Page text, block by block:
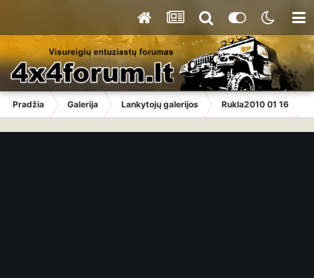
Pradžia Galerija Lankytojų galerijos Rukla2010 01 16